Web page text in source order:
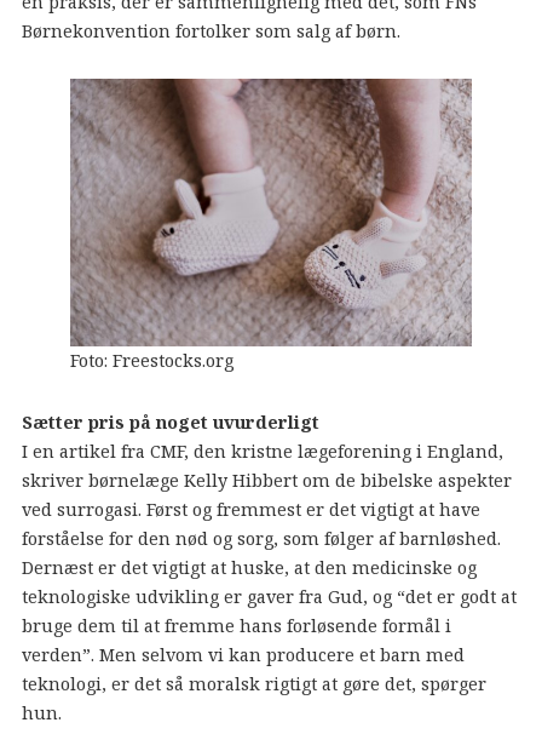
Børnekonvention fortolker som salg af børn.
Foto: Freestocks.org
Sætter pris på noget uvurderligt
I en artikel fra CMF, den kristne lægeforening i England,
skriver børnelæge Kelly Hibbert om de bibelske aspekter
ved surrogasi. Først og fremmest er det vigtigt at have
forståelse for den nød og sorg, som følger af barnløshed.
Dernæst er det vigtigt at huske, at den medicinske og
teknologiske udvikling er gaver fra Gud, og “det er godt at
bruge dem til at fremme hans forløsende formål i
verden”. Men selvom vi kan producere et barn med
teknologi, er det så moralsk rigtigt at gøre det, spørger
hun.